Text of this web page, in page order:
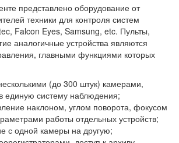
представлено оборудование от
техники для контроля систем
Falcon Eyes, Samsung, etc. Пульты,
аналогичные устройства являются
главными функциями которых
(до 300 штук) камерами,
единую систему наблюдения;
наклоном, углом поворота, фокусом
работы отдельных устройств;
с одной камеры на другую;